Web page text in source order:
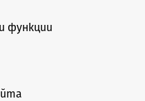
функции